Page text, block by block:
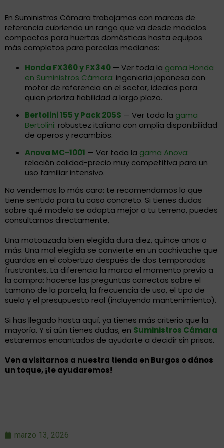
En Suministros Cámara trabajamos con marcas de
referencia cubriendo un rango que va desde modelos
compactos para huertas domésticas hasta equipos
más completos para parcelas medianas:
Honda FX360 y FX340 — Ver toda la gama Honda
en Suministros Cámara: ingeniería japonesa con
motor de referencia en el sector, ideales para
quien prioriza fiabilidad a largo plazo.
Bertolini 155 y Pack 205S — Ver toda la gama
Bertolini: robustez italiana con amplia disponibilidad
de aperos y recambios.
Anova MC-1001 — Ver toda la gama Anova:
relación calidad-precio muy competitiva para un
uso familiar intensivo.
No vendemos lo más caro: te recomendamos lo que
tiene sentido para tu caso concreto. Si tienes dudas
sobre qué modelo se adapta mejor a tu terreno, puedes
consultarnos directamente.
Una motoazada bien elegida dura diez, quince años o
más. Una mal elegida se convierte en un cachivache que
guardas en el cobertizo después de dos temporadas
frustrantes. La diferencia la marca el momento previo a
la compra: hacerse las preguntas correctas sobre el
tamaño de la parcela, la frecuencia de uso, el tipo de
suelo y el presupuesto real (incluyendo mantenimiento).
Si has llegado hasta aquí, ya tienes más criterio que la
mayoría. Y si aún tienes dudas, en Suministros Cámara
estaremos encantados de ayudarte a decidir sin prisas.
Ven a visitarnos a nuestra tienda en Burgos o dános
un toque, ¡te ayudaremos!
marzo 13, 2026